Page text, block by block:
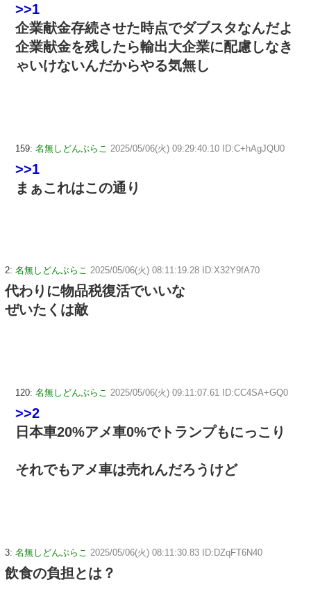
>>1
企業献金存続させた時点でダブスタなんだよ
企業献金を残したら輸出大企業に配慮しなき
ゃいけないんだからやる気無し
159: 名無しどんぶらこ 2025/05/06(火) 09:29:40.10 ID:C+hAgJQU0
>>1
まぁこれはこの通り
2: 名無しどんぶらこ 2025/05/06(火) 08:11:19.28 ID:X32Y9fA70
代わりに物品税復活でいいな
ぜいたくは敵
120: 名無しどんぶらこ 2025/05/06(火) 09:11:07.61 ID:CC4SA+GQ0
>>2
日本車20%アメ車0%でトランプもにっこり
それでもアメ車は売れんだろうけど
3: 名無しどんぶらこ 2025/05/06(火) 08:11:30.83 ID:DZqFT6N40
飲食の負担とは？